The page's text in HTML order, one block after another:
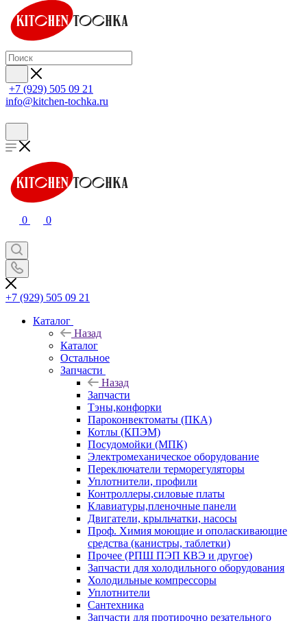
+7 (929) 505 09 21
info@kitchen-tochka.ru
0 0
+7 (929) 505 09 21
Каталог
Назад
Каталог
Остальное
Запчасти
Назад
Запчасти
Тэны,конфорки
Пароконвектоматы (ПКА)
Котлы (КПЭМ)
Посудомойки (МПК)
Электромеханическое оборудование
Переключатели терморегуляторы
Уплотнители, профили
Контроллеры,силовые платы
Клавиатуры,пленочные панели
Двигатели, крыльчатки, насосы
Проф. Химия моющие и ополаскивающие
средства (канистры, таблетки)
Прочее (РПШ ПЭП КВЭ и другое)
Запчасти для холодильного оборудования
Холодильные компрессоры
Уплотнители
Сантехника
Запчасти для протирочно резательного